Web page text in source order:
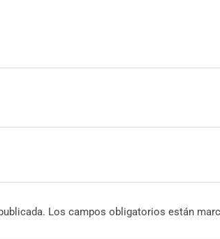
Los campos obligatorios están